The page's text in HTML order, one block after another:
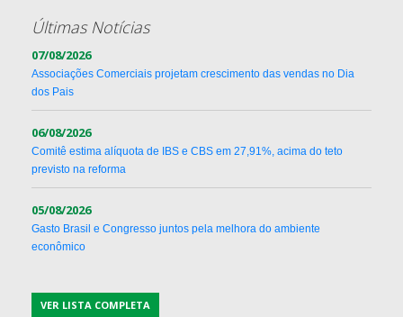
Últimas Notícias
07/08/2026
Associações Comerciais projetam crescimento das vendas no Dia
dos Pais
06/08/2026
Comitê estima alíquota de IBS e CBS em 27,91%, acima do teto
previsto na reforma
05/08/2026
Gasto Brasil e Congresso juntos pela melhora do ambiente
econômico
VER LISTA COMPLETA